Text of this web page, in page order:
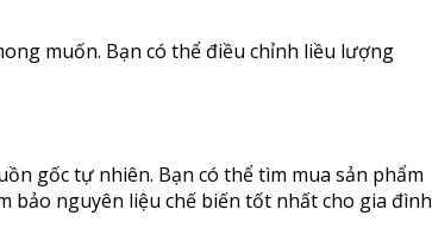
muốn. Bạn có thể điều chỉnh liều lượng
gốc tự nhiên. Bạn có thể tìm mua sản phẩm
bảo nguyên liệu chế biến tốt nhất cho gia đình